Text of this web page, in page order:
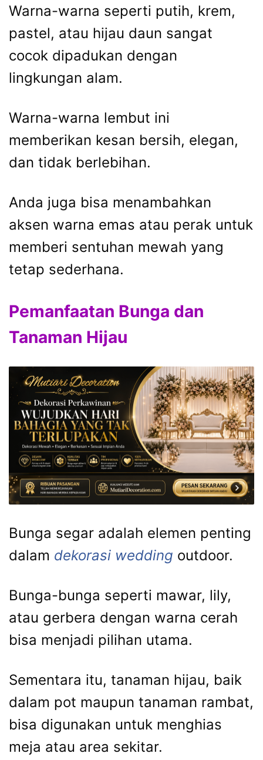
Warna-warna seperti putih, krem,
pastel, atau hijau daun sangat
cocok dipadukan dengan
lingkungan alam.
Warna-warna lembut ini
memberikan kesan bersih, elegan,
dan tidak berlebihan.
Anda juga bisa menambahkan
aksen warna emas atau perak untuk
memberi sentuhan mewah yang
tetap sederhana.
Pemanfaatan Bunga dan
Tanaman Hijau
Bunga segar adalah elemen penting
dalam dekorasi wedding outdoor.
Bunga-bunga seperti mawar, lily,
atau gerbera dengan warna cerah
bisa menjadi pilihan utama.
Sementara itu, tanaman hijau, baik
dalam pot maupun tanaman rambat,
bisa digunakan untuk menghias
meja atau area sekitar.